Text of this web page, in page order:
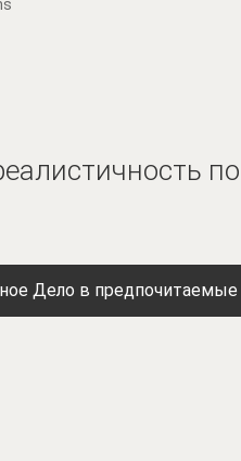
Дело в предпочитаемые